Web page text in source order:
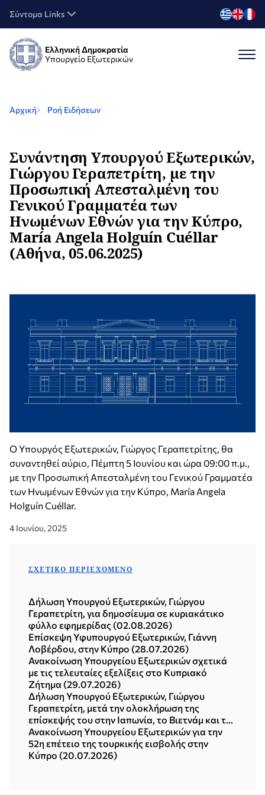
Σύντομα Links
Ελληνική Δημοκρατία
Υπουργείο Εξωτερικών
Αρχική Ροή Ειδήσεων
Συνάντηση Υπουργού Εξωτερικών,
Γιώργου Γεραπετρίτη, με την
Προσωπική Απεσταλμένη του
Γενικού Γραμματέα των
Ηνωμένων Εθνών για την Κύπρο,
María Angela Holguín Cuéllar
(Αθήνα, 05.06.2025)
Ο Υπουργός Εξωτερικών, Γιώργος Γεραπετρίτης, θα
συναντηθεί αύριο, Πέμπτη 5 Ιουνίου και ώρα 09:00 π.μ.,
με την Προσωπική Απεσταλμένη του Γενικού Γραμματέα
των Ηνωμένων Εθνών για την Κύπρο, María Angela
Holguín Cuéllar.
4 Ιουνίου, 2025
ΣΧΕΤΙΚΌ ΠΕΡΙΕΧΌΜΕΝΟ
Δήλωση Υπουργού Εξωτερικών, Γιώργου
Γεραπετρίτη, για δημοσίευμα σε κυριακάτικο
φύλλο εφημερίδας (02.08.2026)
Επίσκεψη Υφυπουργού Εξωτερικών, Γιάννη
Λοβέρδου, στην Κύπρο (28.07.2026)
Ανακοίνωση Υπουργείου Εξωτερικών σχετικά
με τις τελευταίες εξελίξεις στο Κυπριακό
Ζήτημα (29.07.2026)
Δήλωση Υπουργού Εξωτερικών, Γιώργου
Γεραπετρίτη, μετά την ολοκλήρωση της
επίσκεψής του στην Ιαπωνία, το Βιετνάμ και τη
Δημοκρατία της Κορέας (Σεούλ, 21.07.2026)
Ανακοίνωση Υπουργείου Εξωτερικών για την
52η επέτειο της τουρκικής εισβολής στην
Κύπρο (20.07.2026)